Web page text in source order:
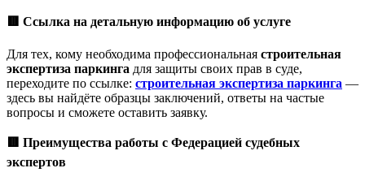
Ссылка на детальную информацию об услуге
Для тех, кому необходима профессиональная строительная
экспертиза паркинга для защиты своих прав в суде,
переходите по ссылке: строительная экспертиза паркинга —
здесь вы найдёте образцы заключений, ответы на частые
вопросы и сможете оставить заявку.
Преимущества работы с Федерацией судебных
экспертов